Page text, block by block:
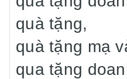
quà tặng,
quà tặng mạ
qua tặng